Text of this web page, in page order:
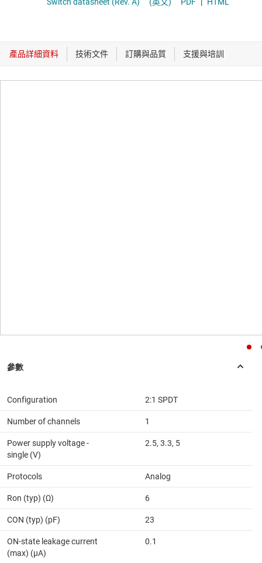
Switch datasheet (Rev. A)
(英文) PDF | HTML
Configuration 2:1 SPDT
Number of channels 1
Power supply voltage -
single (V)
2.5, 3.3, 5
Protocols Analog
Ron (typ) (Ω) 6
CON (typ) (pF) 23
ON-state leakage current
(max) (µA)
0.1